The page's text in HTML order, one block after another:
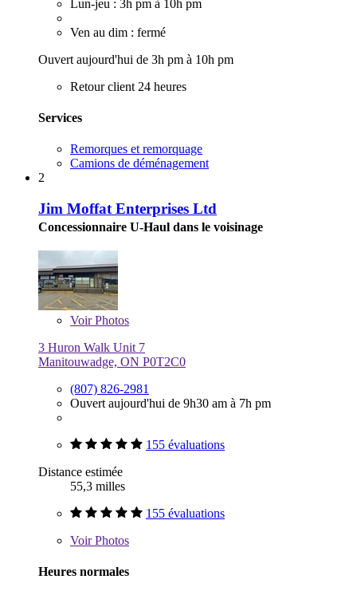
Lun-jeu : 3h pm à 10h pm
Ven au dim : fermé
Ouvert aujourd'hui de 3h pm à 10h pm
Retour client 24 heures
Services
Remorques et remorquage
Camions de déménagement
2
Jim Moffat Enterprises Ltd
Concessionnaire U-Haul dans le voisinage
VoirPhotos
3 Huron Walk Unit 7
Manitouwadge, ON P0T2C0
(807) 826-2981
Ouvert aujourd'hui de 9h30 am à 7h pm
155 évaluations
Distance estimée
55,3 milles
155 évaluations
VoirPhotos
Heures normales